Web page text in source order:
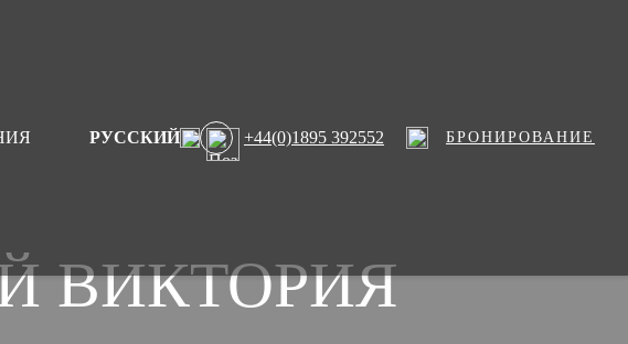
РУССКИЙ +44(0)1895 392552 БРОНИРОВАНИЕ
ВИКТОРИЯ